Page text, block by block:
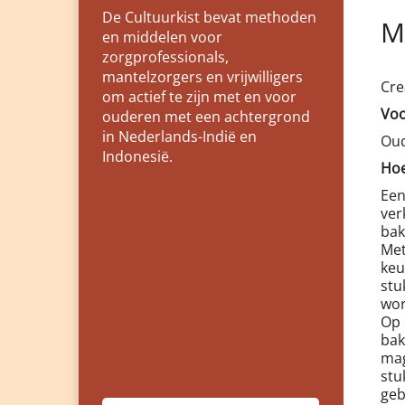
De Cultuurkist bevat methoden
en middelen voor
zorgprofessionals,
mantelzorgers en vrijwilligers
om actief te zijn met en voor
ouderen met een achtergrond
in Nederlands-Indië en
Indonesië.